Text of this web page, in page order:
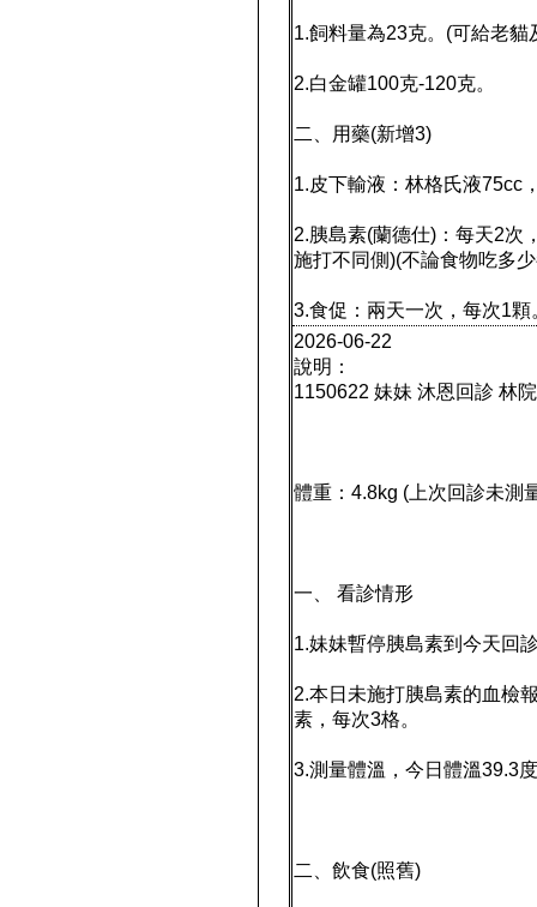
1.飼料量為23克。(可給老
2.白金罐100克-120克。
二、用藥(新增3)
1.皮下輸液：林格氏液75cc
2.胰島素(蘭德仕)：每天2次
施打不同側)(不論食物吃多
3.食促：兩天一次，每次1顆
2026-06-22
說明：
1150622 妹妹 沐恩回診 林
體重：4.8kg (上次回診未測
一、 看診情形
1.妹妹暫停胰島素到今天回
2.本日未施打胰島素的血檢
素，每次3格。
3.測量體溫，今日體溫39.3
二、飲食(照舊)